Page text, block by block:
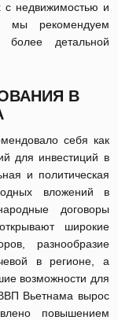
с недвижимостью и
мы рекомендуем
детальной
В
себя как
для инвестиций в
и политическая
вложений в
договоры
широкие
разнообразие
в регионе, а
возможности для
Вьетнама вырос
повышением